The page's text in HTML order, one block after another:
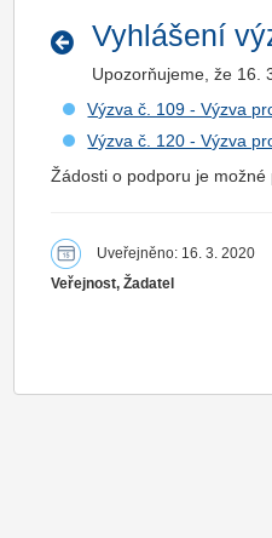
Vyhlášení
Upozorňujeme, že 16.
Výzva č. 109 - Výzva
Výzva č. 120 - Výzva
Žádosti o podporu je
Uveřejněno: 16. 3. 2020
Veřejnost, Žadatel